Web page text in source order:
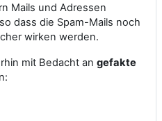
Mails und Adressen
dass die Spam-Mails noch
wirken werden.
mit Bedacht an gefakte